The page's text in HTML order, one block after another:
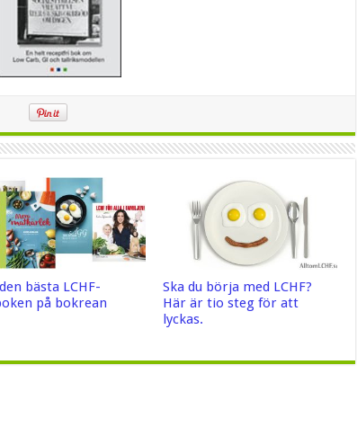
bästa LCHF-
på bokrean
Ska du börja med LCHF?
Här är tio steg för att
lyckas.